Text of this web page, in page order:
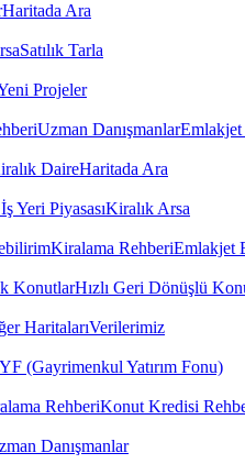
Haritada Ara
Satılık Tarla
Projeler
Uzman Danışmanlar
DaireHaritada Ara
Yeri PiyasasıKiralık Arsa
Kiralama RehberiEmlakjet
KonutlarHızlı Geri Dönüşlü
HaritalarıVerilerimiz
(Gayrimenkul Yatırım Fonu)
RehberiKonut Kredisi
Danışmanlar